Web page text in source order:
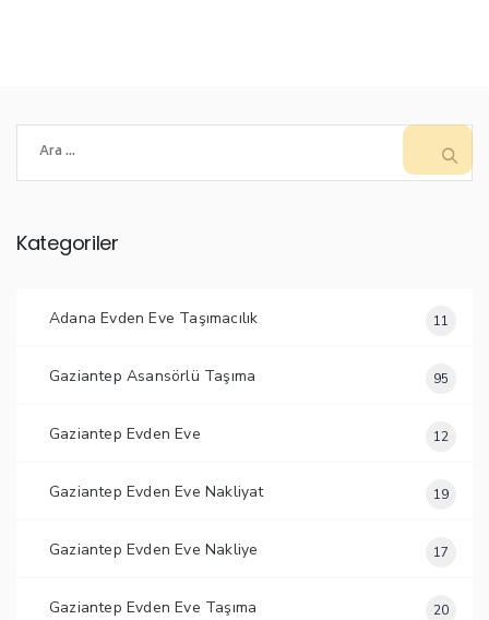
Kategoriler
Adana Evden Eve Taşımacılık 11
Gaziantep Asansörlü Taşıma 95
Gaziantep Evden Eve 12
Gaziantep Evden Eve Nakliyat 19
Gaziantep Evden Eve Nakliye 17
Gaziantep Evden Eve Taşıma 20